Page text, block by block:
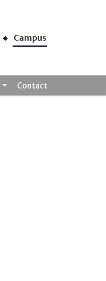
Campus
Contact